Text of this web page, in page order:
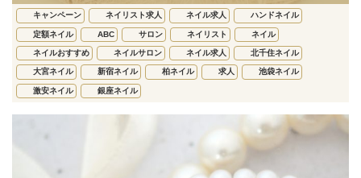
キャンペーン ネイリスト求人 ネイル求人 ハンドネイル
定額ネイル ABC サロン ネイリスト ネイル
ネイルおすすめ ネイルサロン ネイル求人 北千住ネイル
大宮ネイル 新宿ネイル 柏ネイル 求人 池袋ネイル
激安ネイル 銀座ネイル